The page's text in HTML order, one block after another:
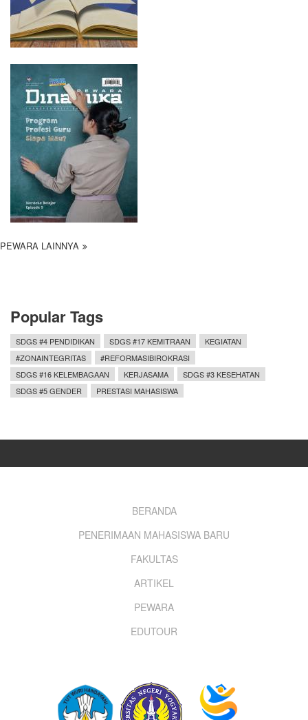
PEWARA LAINNYA
Popular Tags
SDGS #4 PENDIDIKAN SDGS #17 KEMITRAAN
KEGIATAN
#ZONAINTEGRITAS
#REFORMASIBIROKRASI
SDGS #16 KELEMBAGAAN
KERJASAMA
SDGS #3 KESEHATAN
SDGS #5 GENDER
PRESTASI MAHASISWA
BERANDA
PENERIMAAN MAHASISWA BARU
FAKULTAS
ARTIKEL
PEWARA
EDUTOUR